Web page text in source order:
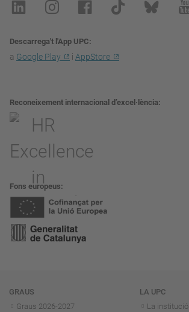
Descarrega't l'App UPC
a Google Play i AppStore
Reconeixement internacional d’excel·lència
Fons europeus
Navegació
GRAUS
Graus 2026-2027
LA UPC
La institució